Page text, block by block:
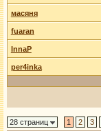
масяня
fuaran
InnaP
per4inka
28 страниц 1 2 3